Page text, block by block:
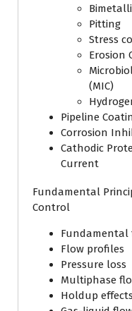
Pitting
Stress
Erosion
(MIC)
Pipeline
Corrosion
Cathodic
Current
Fundamental
Control
Fundamental
Flow profiles
Pressure loss
Multiphase
Holdup effects